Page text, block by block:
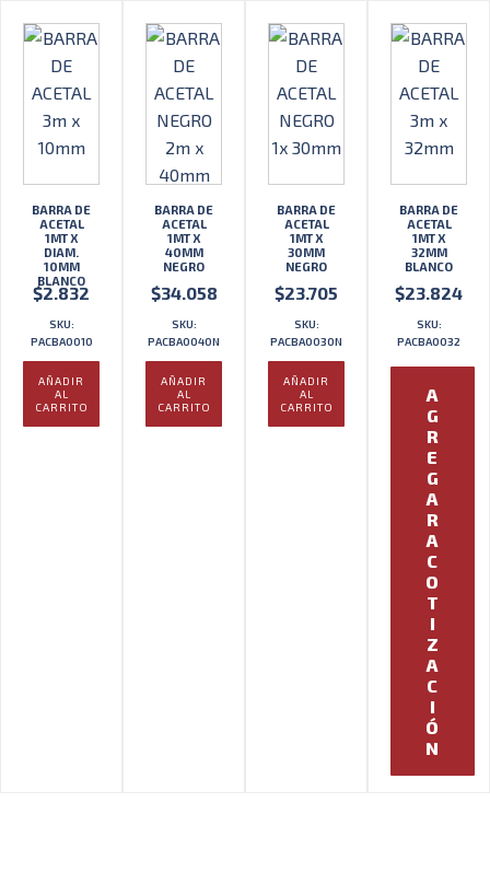
BARRA DE
ACETAL
1MT X
DIAM.
10MM
BLANCO
$2.832
SKU:
PACBA0010
AÑADIR
AL
CARRITO
BARRA DE
ACETAL
1MT X
40MM
NEGRO
$34.058
SKU:
PACBA0040N
AÑADIR
AL
CARRITO
BARRA DE
ACETAL
1MT X
30MM
NEGRO
$23.705
SKU:
PACBA0030N
AÑADIR
AL
CARRITO
BARRA DE
ACETAL
1MT X
32MM
BLANCO
$23.824
SKU:
PACBA0032
A
G
R
E
G
A
R
A
C
O
T
I
Z
A
C
I
Ó
N